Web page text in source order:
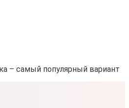
– самый популярный вариант